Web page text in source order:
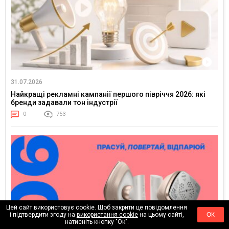
31.07.2026
Найкращі рекламні кампанії першого півріччя 2026: які
бренди задавали тон індустрії
0 753
Цей сайт використовує cookie. Щоб закрити це повідомлення
і підтвердити згоду на використання cookieна цьому сайті,
натисніть кнопку "Ок".
ОК